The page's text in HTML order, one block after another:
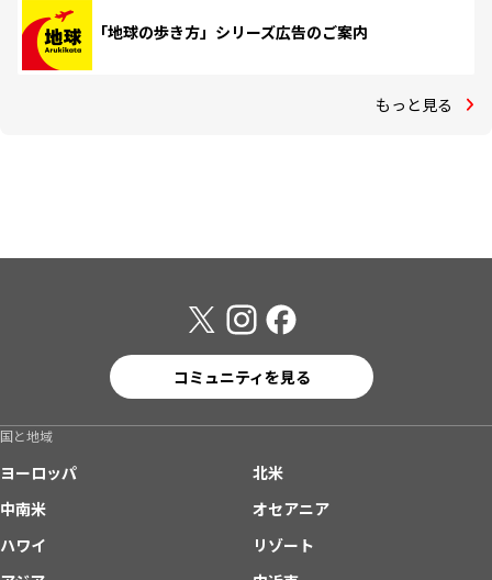
「地球の歩き方」シリーズ広告のご案内
もっと見る
コミュニティを見る
国と地域
ヨーロッパ
北米
中南米
オセアニア
ハワイ
リゾート